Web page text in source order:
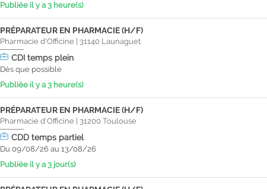
Publiée il y a 3 heure(s)
PRÉPARATEUR EN PHARMACIE (H/F)
Pharmacie d'Officine 31140 Launaguet
CDItemps plein
Dès que possible
Publiée il y a 3 heure(s)
PRÉPARATEUR EN PHARMACIE (H/F)
Pharmacie d'Officine 31200Toulouse
CDDtemps partiel
Du 09/08/26 au 13/08/26
Publiée il y a 3 jour(s)